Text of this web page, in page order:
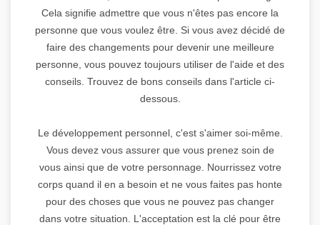
Cela signifie admettre que vous n'êtes pas encore la
personne que vous voulez être. Si vous avez décidé de
faire des changements pour devenir une meilleure
personne, vous pouvez toujours utiliser de l'aide et des
conseils. Trouvez de bons conseils dans l'article ci-
dessous.
Le développement personnel, c'est s'aimer soi-même.
Vous devez vous assurer que vous prenez soin de
vous ainsi que de votre personnage. Nourrissez votre
corps quand il en a besoin et ne vous faites pas honte
pour des choses que vous ne pouvez pas changer
dans votre situation. L'acceptation est la clé pour être